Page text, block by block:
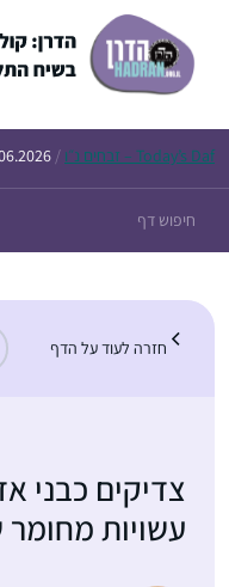
Today’s Daf – זבחים נ״ו /
חזרה לעוד על הדף
צדיקים כבני
עשויות